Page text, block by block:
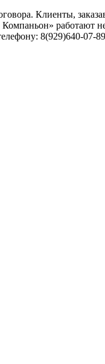
Клиенты,
работают
8(929)640-07-89